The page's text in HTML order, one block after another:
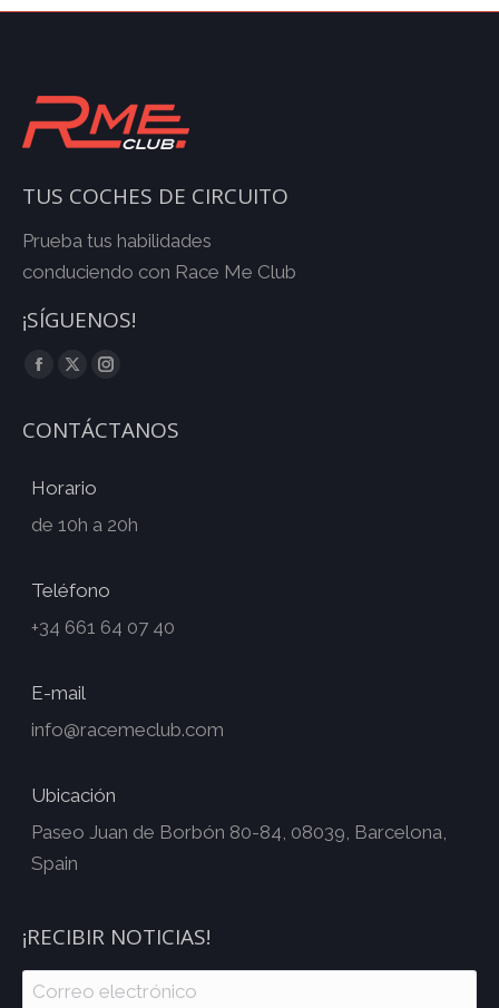
TUS COCHES DE CIRCUITO
Prueba tus habilidades
conduciendo con Race Me Club
¡SÍGUENOS!
Facebook
TwitterInstagram
CONTÁCTANOS
Horario
de 10h a 20h
Teléfono
+34 661 64 07 40
E-mail
info@racemeclub.com
Ubicación
Paseo Juan de Borbón 80-84, 08039, Barcelona,
Spain
¡RECIBIR NOTICIAS!